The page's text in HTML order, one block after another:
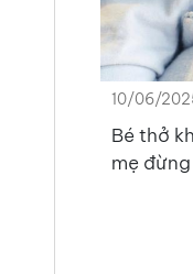
10/06/
Bé thở
mẹ